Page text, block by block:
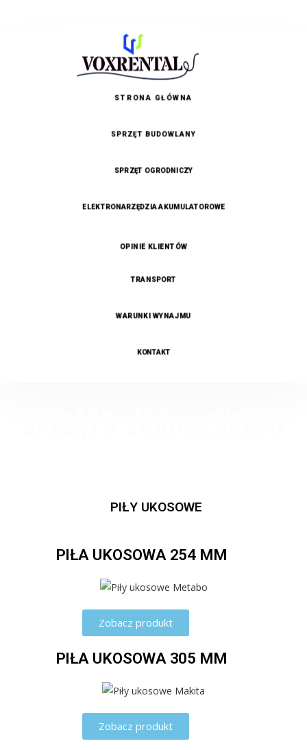
STRONA GŁÓWNA
SPRZĘT BUDOWLANY
SPRZĘT OGRODNICZY
ELEKTRONARZĘDZIA AKUMULATOROWE
OPINIE KLIENTÓW
TRANSPORT
WARUNKI WYNAJMU
KONTAKT
PIŁY UKOSOWE
PIŁA UKOSOWA 254 MM
Zobacz produkt
PIŁA UKOSOWA 305 MM
Zobacz produkt